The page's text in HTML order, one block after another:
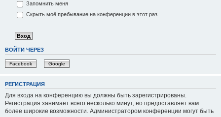
Запомнить меня
Скрыть моё пребывание на конференции в этот раз
ВОЙТИ ЧЕРЕЗ
Facebook Google
РЕГИСТРАЦИЯ
Для входа на конференцию вы должны быть зарегистрированы.
Регистрация занимает всего несколько минут, но предоставляет вам
более широкие возможности. Администратором конференции могут быть